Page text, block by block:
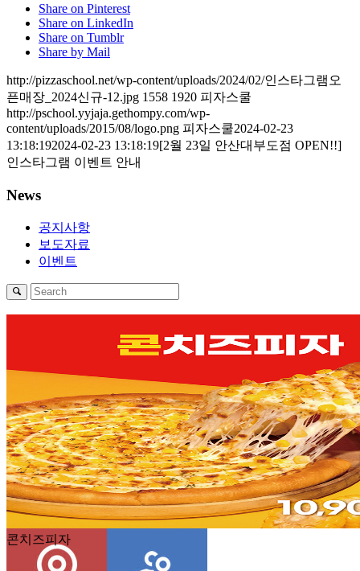
Share on Pinterest
Share on LinkedIn
Share on Tumblr
Share by Mail
http://pizzaschool.net/wp-content/uploads/2024/02/인스타그램오
픈매장_2024신규-12.jpg 1558 1920 피자스쿨
http://pschool.yyjaja.gethompy.com/wp-
content/uploads/2015/08/logo.png 피자스쿨2024-02-23
13:18:192024-02-23 13:18:19[2월 23일 안산대부도점 OPEN!!]
인스타그램 이벤트 안내
News
공지사항
보도자료
이벤트
프리미엄스테이크피자